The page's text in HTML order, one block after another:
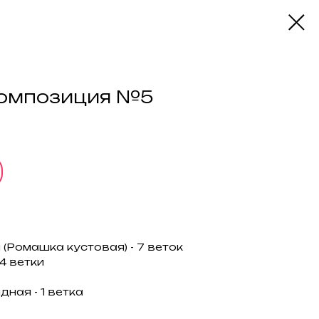
№5
кустовая) - 7 веток
ветки
- 1 ветка